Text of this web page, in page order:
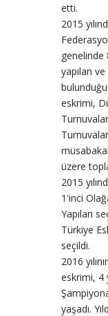
etti.
2015
genelinde
yapılan
eskrimi,
üzere
2015
1'inci
Yapılan
Türkiye
seçildi.
2016
eskrimi, 4
yaşadı.